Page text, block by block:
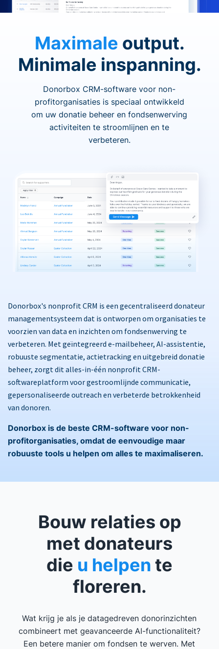
Maximale output.
Minimale inspanning.
Donorbox CRM-software voor non-
profitorganisaties is speciaal ontwikkeld
om uw donatie beheer en fondsenwerving
activiteiten te stroomlijnen en te
verbeteren.
Donorbox's nonprofit CRM is een gecentraliseerd donateur
managementsysteem dat is ontworpen om organisaties te
voorzien van data en inzichten om fondsenwerving te
verbeteren. Met geïntegreerd e-mailbeheer, AI-assistentie,
robuuste segmentatie, actietracking en uitgebreid donatie
beheer, zorgt dit alles-in-één nonprofit CRM-
softwareplatform voor gestroomlijnde communicatie,
gepersonaliseerde outreach en verbeterde betrokkenheid
van donoren.
Donorbox is de beste CRM-software voor non-
profitorganisaties, omdat de eenvoudige maar
robuuste tools u helpen om alles te maximaliseren.
Bouw relaties op
met donateurs
die u helpen te
floreren.
Wat krijg je als je datagedreven donorinzichten
combineert met geavanceerde AI-functionaliteit?
Een betere manier om fondsen te werven. Met